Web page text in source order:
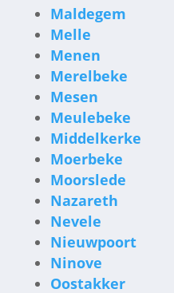
Maldegem
Melle
Menen
Merelbeke
Mesen
Meulebeke
Middelkerke
Moerbeke
Moorslede
Nazareth
Nevele
Nieuwpoort
Ninove
Oostakker